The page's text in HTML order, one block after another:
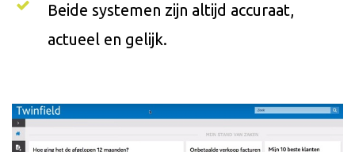
Beide systemen zijn altijd accuraat,
actueel en gelijk.